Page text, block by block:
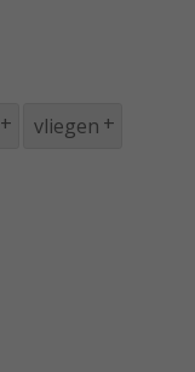
vliegen